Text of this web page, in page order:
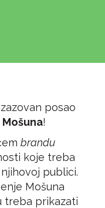
posao
!
brandu
koje treba
publici.
Mošuna
treba prikazati